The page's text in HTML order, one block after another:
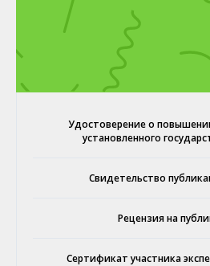
Удостоверение о
установленного
Свидетельство
Рецензия на
Сертификат участника